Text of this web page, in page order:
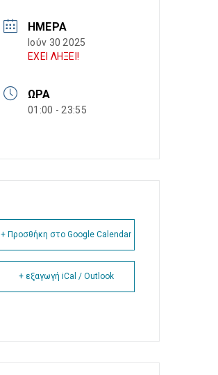
ΗΜΈΡΑ
Ιούν 30 2025
ΕΧΕΙ ΛΗΞΕΙ!
ΏΡΑ
01:00 - 23:55
+ Προσθήκη στο Google Calendar
+ εξαγωγή iCal / Outlook